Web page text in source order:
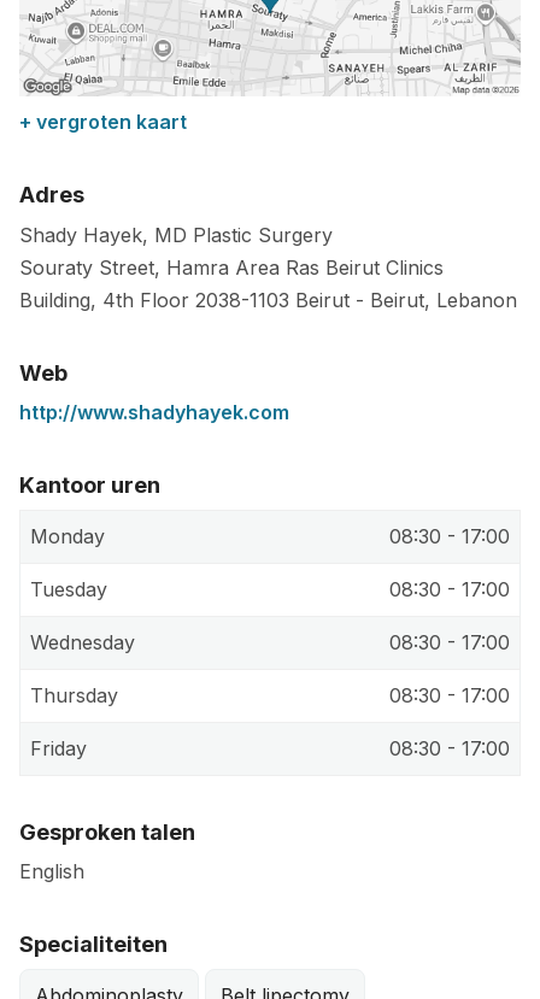
+ vergroten kaart
Adres
Shady Hayek, MD Plastic Surgery
Souraty Street, Hamra Area Ras Beirut Clinics
Building, 4th Floor 2038-1103 Beirut - Beirut, Lebanon
Web
http://www.shadyhayek.com
Kantoor uren
Monday 08:30 - 17:00
Tuesday 08:30 - 17:00
Wednesday 08:30 - 17:00
Thursday 08:30 - 17:00
Friday 08:30 - 17:00
Gesproken talen
English
Specialiteiten